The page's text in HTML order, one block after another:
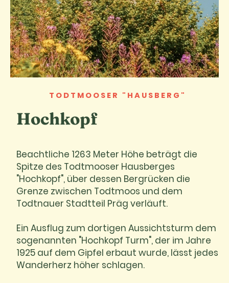
TODTMOOSER "HAUSBERG"
Hochkopf
Beachtliche 1263 Meter Höhe beträgt die
Spitze des Todtmooser Hausberges
"Hochkopf", über dessen Bergrücken die
Grenze zwischen Todtmoos und dem
Todtnauer Stadtteil Präg verläuft.
Ein Ausflug zum dortigen Aussichtsturm dem
sogenannten "Hochkopf Turm", der im Jahre
1925 auf dem Gipfel erbaut wurde, lässt jedes
Wanderherz höher schlagen.